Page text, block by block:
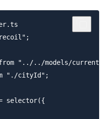
"../../models/
"./cityId";
selector({